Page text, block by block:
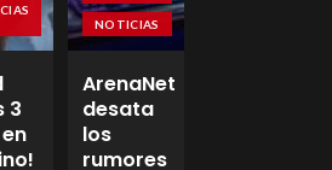
3
NOTICIAS
ArenaNet
desata
los
rumores